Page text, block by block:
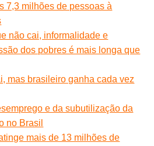
7,3 milhões de pessoas à
não cai, informalidade e
dos pobres é mais longa que
mas brasileiro ganha cada vez
e da subutilização da
no Brasil
mais de 13 milhões de